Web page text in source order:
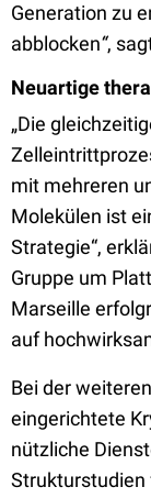
Generation zu
abblocken“,
Neuartige
„Die
mit mehreren
Molekülen ist
Strategie“,
Gruppe um
Marseille
auf
Bei der
eingerichtete
nützliche
Strukturstudien